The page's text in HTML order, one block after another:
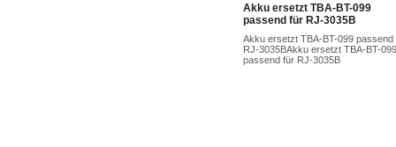
Akku ersetzt TBA-BT-099
passend für RJ-3035B
Akku ersetzt TBA-BT-099 passend
RJ-3035BAkku ersetzt TBA-BT-099
passend für RJ-3035B